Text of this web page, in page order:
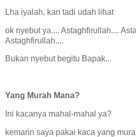
Lha iyalah, kan tadi udah lihat
ok nyebut ya.... Astaghfirullah....
Astaghfirullah....
Bukan nyebut begitu Bapak...
Yang Murah Mana?
Ini kacanya mahal-mahal ya?
kemarin saya pakai kaca yang